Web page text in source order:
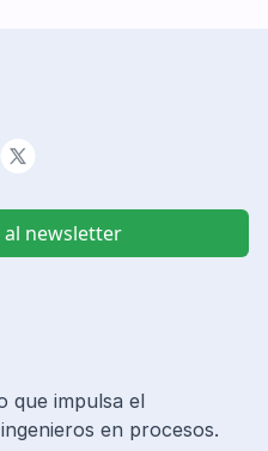
newsletter
que impulsa el
en procesos.